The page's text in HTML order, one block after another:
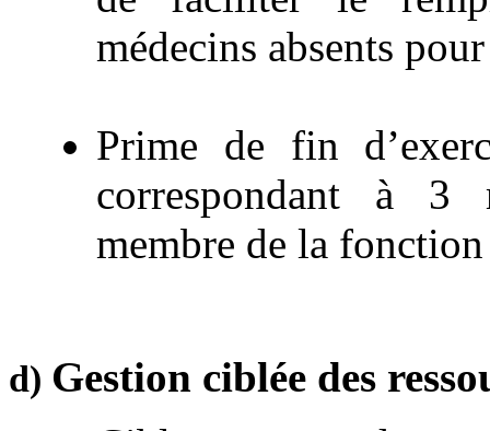
médecins absents
Prime de fin
correspondant à 3
membre de la
d) Gestion ciblée des